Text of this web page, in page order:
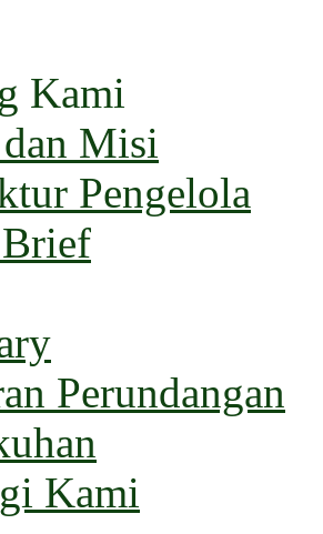
Kami
Misi
Pengelola
Perundangan
Kami